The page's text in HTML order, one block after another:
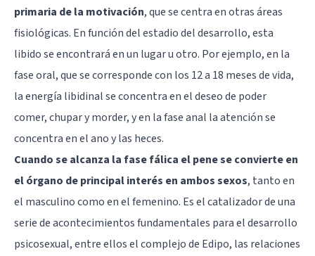
primaria de la motivación, que se centra en otras áreas
fisiológicas. En función del estadio del desarrollo, esta
libido se encontrará en un lugar u otro. Por ejemplo, en la
fase oral, que se corresponde con los 12 a 18 meses de vida,
la energía libidinal se concentra en el deseo de poder
comer, chupar y morder, y en la fase anal la atención se
concentra en el ano y las heces.
Cuando se alcanza la fase fálica el pene se convierte en
el órgano de principal interés en ambos sexos, tanto en
el masculino como en el femenino. Es el catalizador de una
serie de acontecimientos fundamentales para el desarrollo
psicosexual, entre ellos el complejo de Edipo, las relaciones